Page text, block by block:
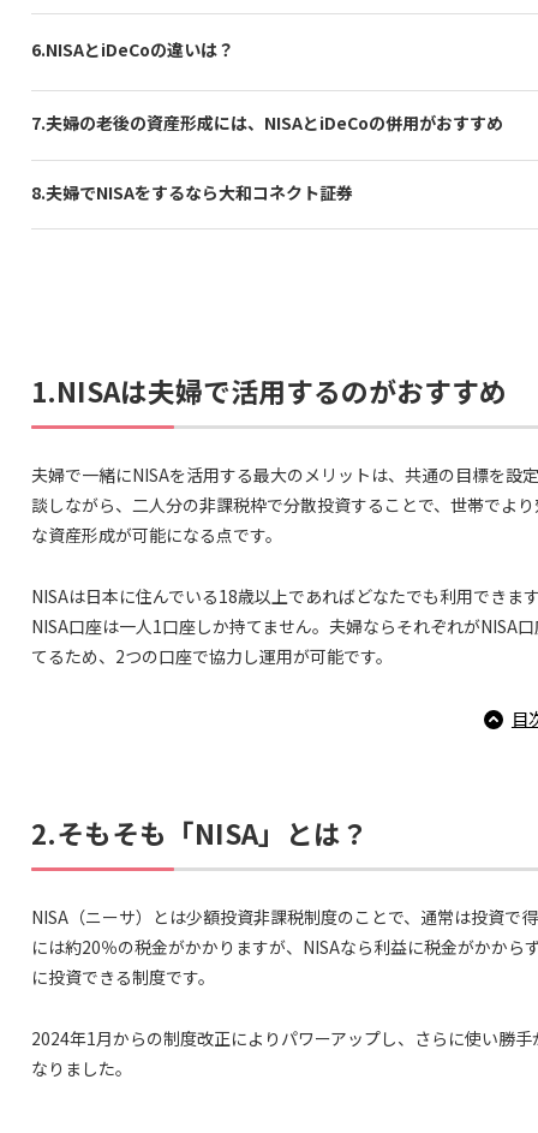
6.NISAとiDeCoの違いは？
7.夫婦の老後の資産形成には、NISAとiDeCoの併用がおすすめ
8.夫婦でNISAをするなら大和コネクト証券
1.NISAは夫婦で活用するのがおすすめ
夫婦で一緒にNISAを活用する最大のメリットは、共通の目標を設
談しながら、二人分の非課税枠で分散投資することで、世帯でよ
な資産形成が可能になる点です。
NISAは日本に住んでいる18歳以上であればどなたでも利用できま
NISA口座は一人1口座しか持てません。夫婦ならそれぞれがNISA
てるため、2つの口座で協力し運用が可能です。
目
2.そもそも「NISA」とは？
NISA（ニーサ）とは少額投資非課税制度のことで、通常は投資で
には約20％の税金がかかりますが、NISAなら利益に税金がかから
に投資できる制度です。
2024年1月からの制度改正によりパワーアップし、さらに使い勝手
なりました。